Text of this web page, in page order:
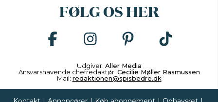
FØLG OS HER
Udgiver: Aller Media
Ansvarshavende chefredaktør: Cecilie Møller Rasmussen
Mail: redaktionen@spisbedre.dk